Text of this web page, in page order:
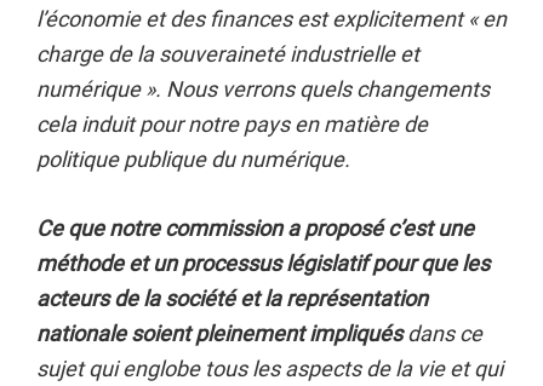
l’économie et des finances est explicitement « en
charge de la souveraineté industrielle et
numérique ». Nous verrons quels changements
cela induit pour notre pays en matière de
politique publique du numérique.
Ce que notre commission a proposé c’est une
méthode et un processus législatif pour que les
acteurs de la société et la représentation
nationale soient pleinement impliquésdans ce
sujet qui englobe tous les aspects de la vie et qui